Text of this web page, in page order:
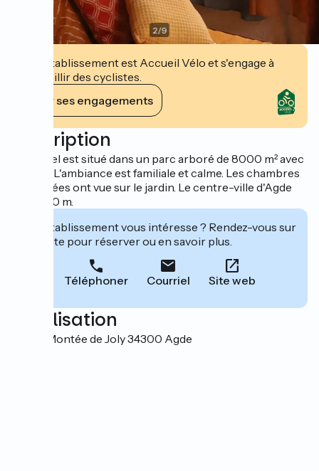
2/9
Cet établissement est Accueil Vélo et s'engage à
accueillir des cyclistes.
Voir ses engagements
Description
Cet hôtel est situé dans un parc arboré de 8000 m² avec
piscine. L'ambiance est familiale et calme. Les chambres
climatisées ont vue sur le jardin. Le centre-ville d'Agde
est à 200 m.
Cet établissement vous intéresse ? Rendez-vous sur
leur site pour réserver ou en savoir plus.
Téléphoner Courriel Site web
Localisation
32 rue Montée de Joly 34300 Agde